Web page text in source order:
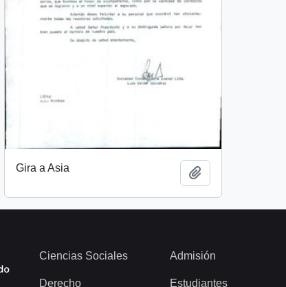
Gira a Asia
Ciencias Sociales
Derecho
Admisión
Estudiantes